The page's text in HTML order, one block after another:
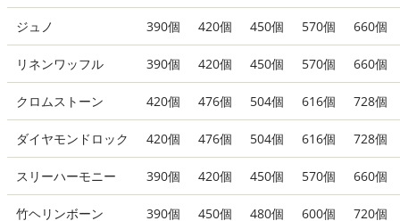
ジュノ 390個 420個 450個 570個 660個
リネンワッフル 390個 420個 450個 570個 660個
クロムストーン 420個 476個 504個 616個 728個
ダイヤモンドロック 420個 476個 504個 616個 728個
スリーハーモニー 390個 420個 450個 570個 660個
竹ヘリンボーン 390個 450個 480個 600個 720個